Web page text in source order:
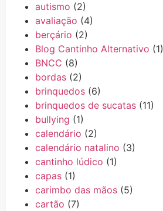
autismo (2)
avaliação (4)
berçário (2)
Blog Cantinho Alternativo (1)
BNCC (8)
bordas (2)
brinquedos (6)
brinquedos de sucatas (11)
bullying (1)
calendário (2)
calendário natalino (3)
cantinho lúdico (1)
capas (1)
carimbo das mãos (5)
cartão (7)